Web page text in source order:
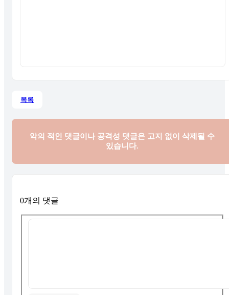
목록
악의 적인 댓글이나 공격성 댓글은 고지 없이 삭제될 수
있습니다.
0개의 댓글